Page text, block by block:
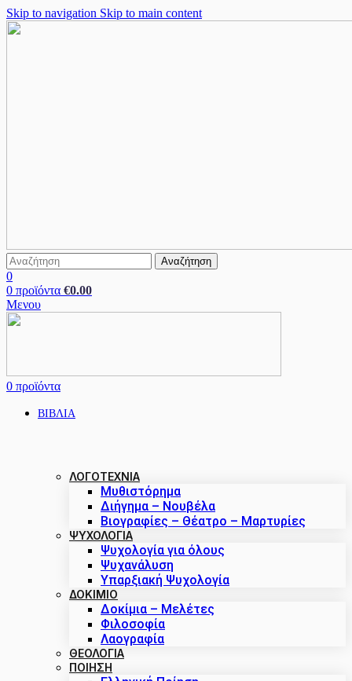
Skip to navigation Skip to main content
Αναζήτηση
0
0 προϊόντα €0.00
Μενου
0 προϊόντα
ΒΙΒΛΙΑ
ΛΟΓΟΤΕΧΝΙΑ
Μυθιστόρημα
Διήγημα – Νουβέλα
Βιογραφίες – Θέατρο – Μαρτυρίες
ΨΥΧΟΛΟΓΙΑ
Ψυχολογία για όλους
Ψυχανάλυση
Υπαρξιακή Ψυχολογία
ΔΟΚΊΜΙΟ
Δοκίμια – Μελέτες
Φιλοσοφία
Λαογραφία
ΘΕΟΛΟΓΙΑ
ΠΟΙΗΣΗ